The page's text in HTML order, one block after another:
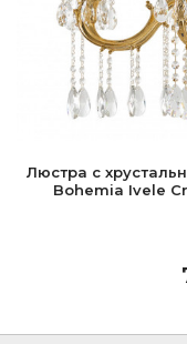
Люстра с
Bohemia Ivele